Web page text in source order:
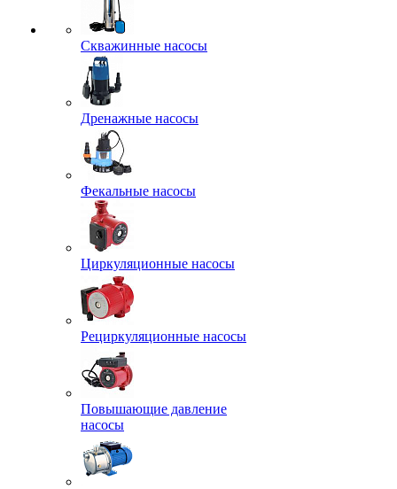
Скважинные насосы
Дренажные насосы
Фекальные насосы
Циркуляционные насосы
Рециркуляционные насосы
Повышающие давление
насосы